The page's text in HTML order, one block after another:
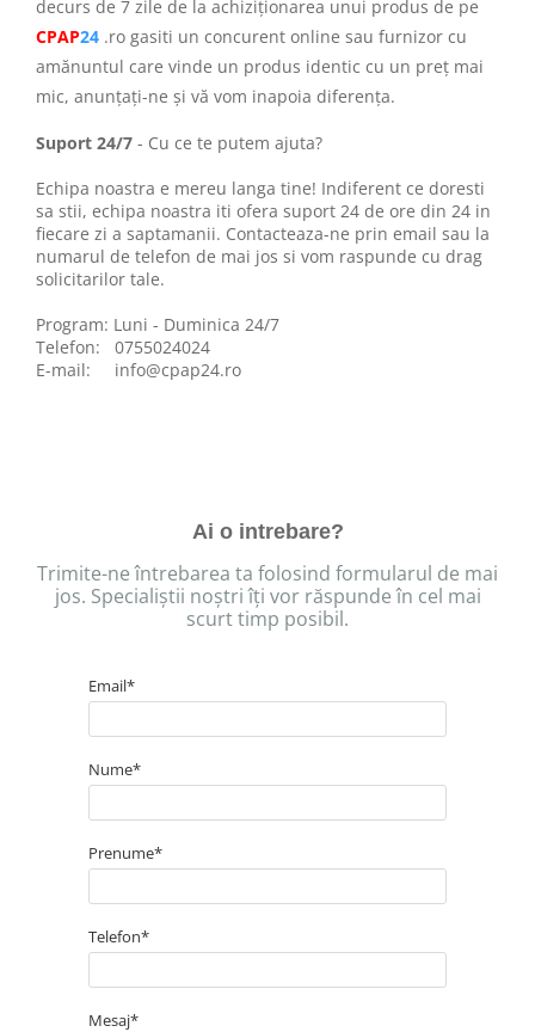
Masti Discontinued (Nu se mai
produc)
Perna CPAP
Blocare/ Fixare barbie
Huse dispozitive
Alimentatoare si baterii CPAP
Stocare si generare raport CPAP
decurs de 7 zile de la achiziționarea unui produs de pe
CPAP24 .ro gasiti un concurent online sau furnizor cu
amănuntul care vinde un produs identic cu un preț mai
mic, anunțați-ne și vă vom inapoia diferența.
Suport 24/7 - Cu ce te putem ajuta?
Echipa noastra e mereu langa tine! Indiferent ce doresti
sa stii, echipa noastra iti ofera suport 24 de ore din 24 in
fiecare zi a saptamanii. Contacteaza-ne prin email sau la
numarul de telefon de mai jos si vom raspunde cu drag
solicitarilor tale.
Program: Luni - Duminica 24/7
Telefon: 0755024024
E-mail: info@cpap24.ro
Ai o intrebare?
Trimite-ne întrebarea ta folosind formularul de mai
jos. Specialiștii noștri îți vor răspunde în cel mai
scurt timp posibil.
Email*
Nume*
Prenume*
Telefon*
Mesaj*